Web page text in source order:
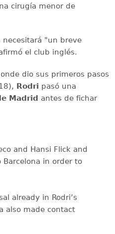
cirugía menor de
necesitará "un breve
el club inglés.
dio sus primeros pasos
Rodri pasó una
Madrid antes de fichar
and Hansi Flick and
in order to
already in Rodri’s
also made contact